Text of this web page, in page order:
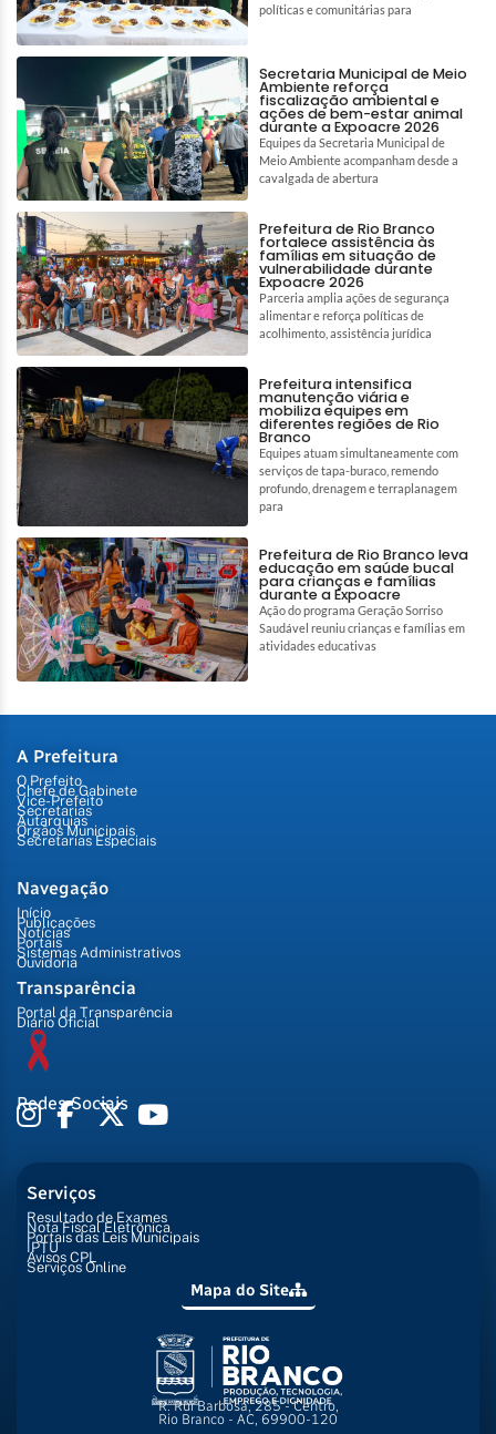
políticas e comunitárias para
Secretaria Municipal de Meio
Ambiente reforça
fiscalização ambiental e
ações de bem-estar animal
durante a Expoacre 2026
Equipes da Secretaria Municipal de
Meio Ambiente acompanham desde a
cavalgada de abertura
Prefeitura de Rio Branco
fortalece assistência às
famílias em situação de
vulnerabilidade durante
Expoacre 2026
Parceria amplia ações de segurança
alimentar e reforça políticas de
acolhimento, assistência jurídica
Prefeitura intensifica
manutenção viária e
mobiliza equipes em
diferentes regiões de Rio
Branco
Equipes atuam simultaneamente com
serviços de tapa-buraco, remendo
profundo, drenagem e terraplanagem
para
Prefeitura de Rio Branco leva
educação em saúde bucal
para crianças e famílias
durante a Expoacre
Ação do programa Geração Sorriso
Saudável reuniu crianças e famílias em
atividades educativas
A Prefeitura
O Prefeito
Chefe de Gabinete
Vice-Prefeito
Secretarias
Autarquias
Órgãos Municipais
Secretarias Especiais
Navegação
Início
Publicações
Notícias
Portais
Sistemas Administrativos
Ouvidoria
Transparência
Portal da Transparência
Diário Oficial
Redes Sociais
Serviços
Resultado de Exames
Nota Fiscal Eletrônica
Portais das Leis Municipais
IPTU
Avisos CPL
Serviços Online
Mapa do Site
R. Rui Barbosa, 285 - Centro,
Rio Branco - AC, 69900-120